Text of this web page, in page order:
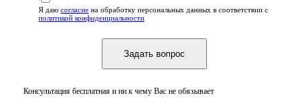
Я даю согласие на обработку персональных данных в соответствии с
политикой конфиденциальности
Консультация бесплатная и ни к чему Вас не обязывает